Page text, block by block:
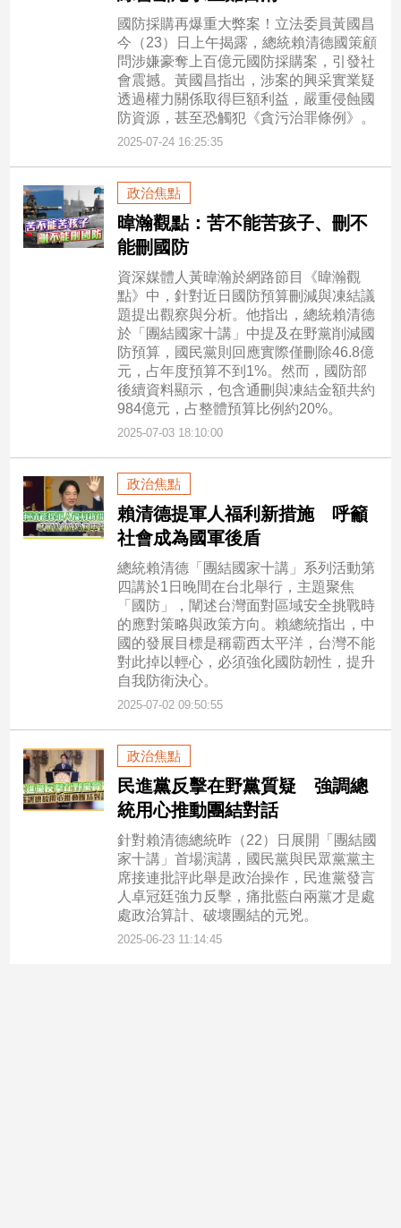
國防採購再爆重大弊案！立法委員黃國昌
今（23）日上午揭露，總統賴清德國策顧
問涉嫌豪奪上百億元國防採購案，引發社
會震撼。黃國昌指出，涉案的興采實業疑
透過權力關係取得巨額利益，嚴重侵蝕國
防資源，甚至恐觸犯《貪污治罪條例》。
2025-07-24 16:25:35
政治焦點
暐瀚觀點：苦不能苦孩子、刪不
能刪國防
資深媒體人黃暐瀚於網路節目《暐瀚觀
點》中，針對近日國防預算刪減與凍結議
題提出觀察與分析。他指出，總統賴清德
於「團結國家十講」中提及在野黨削減國
防預算，國民黨則回應實際僅刪除46.8億
元，占年度預算不到1%。然而，國防部
後續資料顯示，包含通刪與凍結金額共約
984億元，占整體預算比例約20%。
2025-07-03 18:10:00
政治焦點
賴清德提軍人福利新措施 呼籲
社會成為國軍後盾
總統賴清德「團結國家十講」系列活動第
四講於1日晚間在台北舉行，主題聚焦
「國防」，闡述台灣面對區域安全挑戰時
的應對策略與政策方向。賴總統指出，中
國的發展目標是稱霸西太平洋，台灣不能
對此掉以輕心，必須強化國防韌性，提升
自我防衛決心。
2025-07-02 09:50:55
政治焦點
民進黨反擊在野黨質疑 強調總
統用心推動團結對話
針對賴清德總統昨（22）日展開「團結國
家十講」首場演講，國民黨與民眾黨黨主
席接連批評此舉是政治操作，民進黨發言
人卓冠廷強力反擊，痛批藍白兩黨才是處
處政治算計、破壞團結的元兇。
2025-06-23 11:14:45